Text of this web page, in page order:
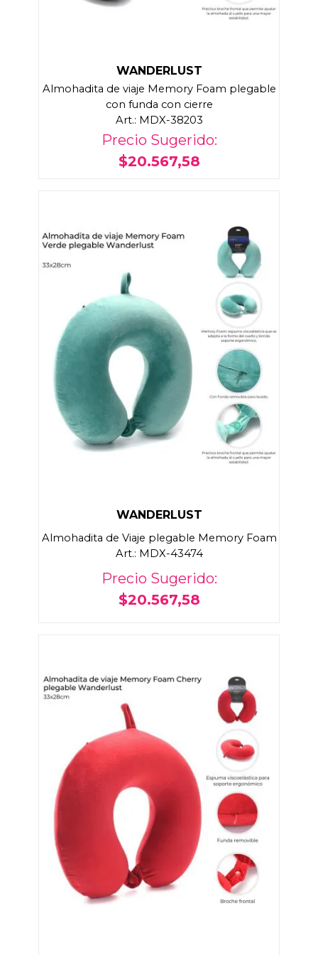
WANDERLUST
Almohadita de viaje Memory Foam plegable
con funda con cierre
Art.: MDX-38203
Precio Sugerido:
$20.567,58
WANDERLUST
Almohadita de Viaje plegable Memory Foam
Art.: MDX-43474
Precio Sugerido:
$20.567,58